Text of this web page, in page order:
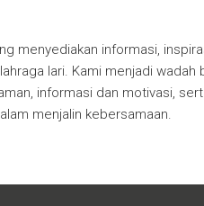
menyediakan informasi,
lari. Kami menjadi wadah
informasi dan motivasi,
menjalin kebersamaan.